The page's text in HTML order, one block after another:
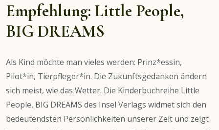
Empfehlung: Little People,
BIG DREAMS
Als Kind möchte man vieles werden: Prinz*essin,
Pilot*in, Tierpfleger*in. Die Zukunftsgedanken ändern
sich meist, wie das Wetter. Die Kinderbuchreihe Little
People, BIG DREAMS des Insel Verlags widmet sich den
bedeutendsten Persönlichkeiten unserer Zeit und zeigt